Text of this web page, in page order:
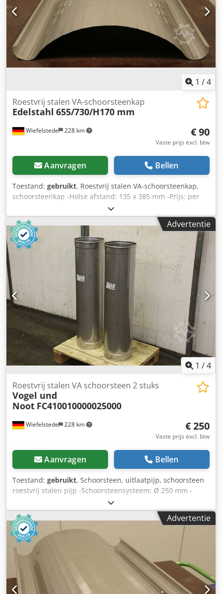
1 /4
Wiefelstede 228 km
Roestvrij stalen VA-schoorsteenkap
Edelstahl 655/730/H170 mm
€ 90
Vaste prijs excl. btw
Aanvragen Bellen
Toestand: gebruikt, Roestvrij stalen VA-schoorsteenkap,
schoorsteenkap -Holse afstand: 135 x 385 mm -Prijs: per
stuk -Aantal: 2x beschikbaar -Maten: 655/730/H170 mm -
gewicht: 4,7 kg Dedpfx Aljb Uhm Aerock
Advertentie
1 /4
Wiefelstede 228 km
Roestvrij stalen VA schoorsteen 2 stuks
Vogel und
Noot FC410010000025000
€ 250
Vaste prijs excl. btw
Aanvragen Bellen
Toestand: gebruikt, Schoorsteen, uitlaatpijp, schoorsteen
roestvrij stalen pijp -Schoorsteensysteem: Ø 250 mm -
Aantal: 2 stuks van elk 1 m -Prijs: compleet -Afmetingen:
250/250/H1000 mm Dcedpfxod N Ddts Alrok -Gewicht: 3,1
kg/stuk
Advertentie